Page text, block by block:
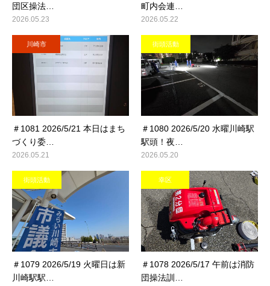
団区操法…
2026.05.23
町内会連…
2026.05.22
川崎市
＃1081 2026/5/21 本日はまち
づくり委…
2026.05.21
街頭活動
＃1080 2026/5/20 水曜川崎駅
駅頭！夜…
2026.05.20
街頭活動
＃1079 2026/5/19 火曜日は新
川崎駅駅…
幸区
＃1078 2026/5/17 午前は消防
団操法訓…